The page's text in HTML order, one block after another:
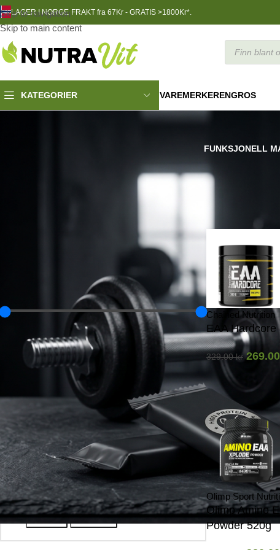
Skip to navigation
Skip to main content
LAGER I NORGEFRAKT fra 67Kr - GRATIS >1800Kr*.
KATEGORIER VAREMERKERENGROS
FUNKSJONELL
Kategori
TRENINGSNÆRING Aminosyrer
Pre & Post Workout
Pre-Workout / PWO
Status
På lager I restordre
Chained Nutrition
EAA Hardcore
329.00kr 269.00
Olimp Sport
Olimp Amino
Powder 520g